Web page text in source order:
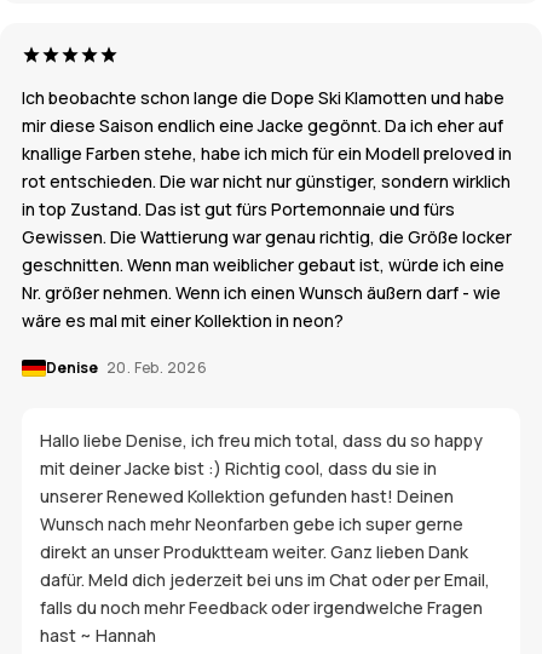
Ich beobachte schon lange die Dope Ski Klamotten und habe
mir diese Saison endlich eine Jacke gegönnt. Da ich eher auf
knallige Farben stehe, habe ich mich für ein Modell preloved in
rot entschieden. Die war nicht nur günstiger, sondern wirklich
in top Zustand. Das ist gut fürs Portemonnaie und fürs
Gewissen. Die Wattierung war genau richtig, die Größe locker
geschnitten. Wenn man weiblicher gebaut ist, würde ich eine
Nr. größer nehmen. Wenn ich einen Wunsch äußern darf - wie
wäre es mal mit einer Kollektion in neon?
Denise 20. Feb. 2026
Hallo liebe Denise, ich freu mich total, dass du so happy
mit deiner Jacke bist :) Richtig cool, dass du sie in
unserer Renewed Kollektion gefunden hast! Deinen
Wunsch nach mehr Neonfarben gebe ich super gerne
direkt an unser Produktteam weiter. Ganz lieben Dank
dafür. Meld dich jederzeit bei uns im Chat oder per Email,
falls du noch mehr Feedback oder irgendwelche Fragen
hast ~ Hannah